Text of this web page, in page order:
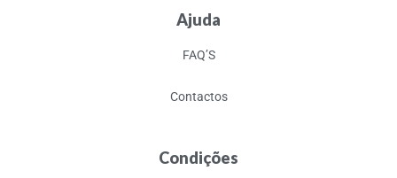
Ajuda
FAQ’S
Contactos
Condições